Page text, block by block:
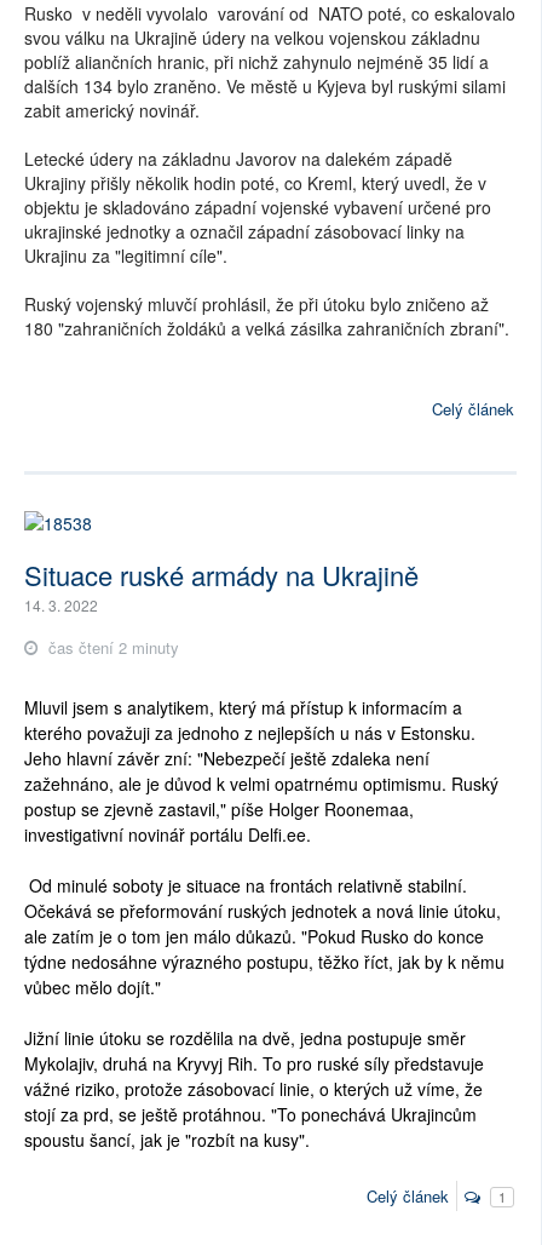
Rusko v neděli vyvolalo varování od NATO poté, co eskalovalo
svou válku na Ukrajině údery na velkou vojenskou základnu
poblíž aliančních hranic, při nichž zahynulo nejméně 35 lidí a
dalších 134 bylo zraněno. Ve městě u Kyjeva byl ruskými silami
zabit americký novinář.
Letecké údery na základnu Javorov na dalekém západě
Ukrajiny přišly několik hodin poté, co Kreml, který uvedl, že v
objektu je skladováno západní vojenské vybavení určené pro
ukrajinské jednotky a označil západní zásobovací linky na
Ukrajinu za "legitimní cíle".
Ruský vojenský mluvčí prohlásil, že při útoku bylo zničeno až
180 "zahraničních žoldáků a velká zásilka zahraničních zbraní".
Celý článek
Situace ruské armády na Ukrajině
14. 3. 2022
čas čtení 2 minuty
Mluvil jsem s analytikem, který má přístup k informacím a
kterého považuji za jednoho z nejlepších u nás v Estonsku.
Jeho hlavní závěr zní: "Nebezpečí ještě zdaleka není
zažehnáno, ale je důvod k velmi opatrnému optimismu. Ruský
postup se zjevně zastavil," píše Holger Roonemaa,
investigativní novinář portálu Delfi.ee.
Od minulé soboty je situace na frontách relativně stabilní.
Očekává se přeformování ruských jednotek a nová linie útoku,
ale zatím je o tom jen málo důkazů. "Pokud Rusko do konce
týdne nedosáhne výrazného postupu, těžko říct, jak by k němu
vůbec mělo dojít."
Jižní linie útoku se rozdělila na dvě, jedna postupuje směr
Mykolajiv, druhá na Kryvyj Rih. To pro ruské síly představuje
vážné riziko, protože zásobovací linie, o kterých už víme, že
stojí za prd, se ještě protáhnou. "To ponechává Ukrajincům
spoustu šancí, jak je "rozbít na kusy".
Celý článek 1